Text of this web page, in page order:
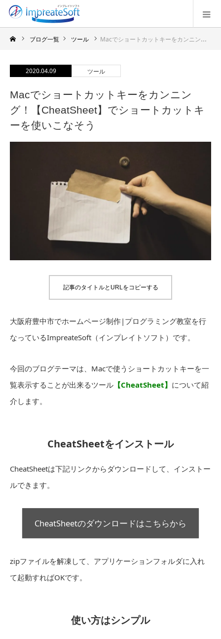
ブログ一覧 ツール Macでショートカットキーをカンニング！【CheatSheet】でショートカットキーを使いこなそう
2020.04.09 ツール
Macでショートカットキーをカンニン
グ！【CheatSheet】でショートカットキ
ーを使いこなそう
記事のタイトルとURLをコピーする
大阪府豊中市でホームページ制作|プログラミング教室を行
なっているImpreateSoft（インプレイトソフト）です。
今回のブログテーマは、Macで使うショートカットキーを一
覧表示することが出来るツール 【CheatSheet】 について紹
介します。
CheatSheetをインストール
CheatSheetは下記リンクからダウンロードして、インストー
ルできます。
CheatSheetのダウンロードはこちらから
zipファイルを解凍して、アプリケーションフォルダに入れ
て起動すればOKです。
使い方はシンプル